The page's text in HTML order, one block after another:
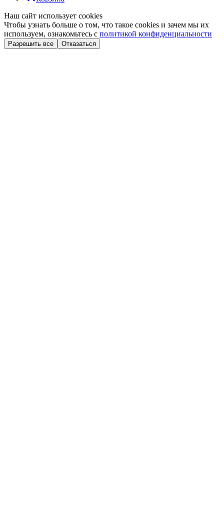
Наш сайт использует cookies
Чтобы узнать больше о том, что такое cookies и зачем мы их
используем, ознакомьтесь с политикой конфиденциальности
Разрешить все Отказаться